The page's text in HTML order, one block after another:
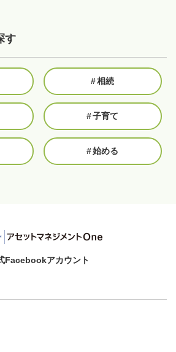
す
#相続
#子育て
#始める
Facebookアカウント